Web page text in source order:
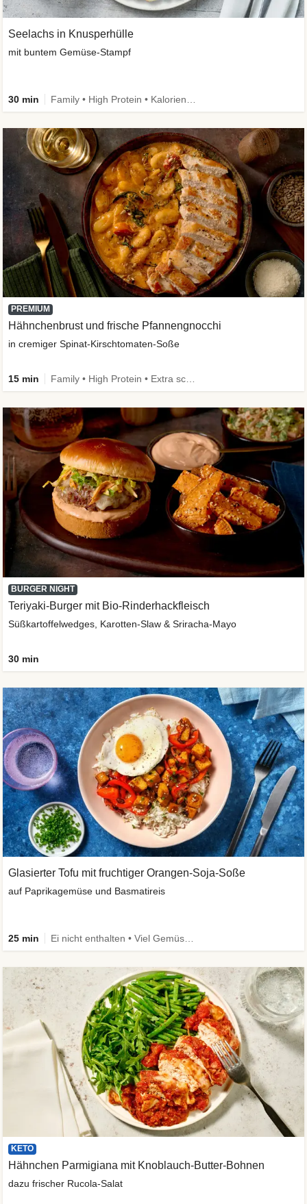
Seelachs in Knusperhülle
mit buntem Gemüse-Stampf
30 min
PREMIUM
Hähnchenbrust und frische Pfannengnocchi
in cremiger Spinat-Kirschtomaten-Soße
15 min
BURGER NIGHT
Teriyaki-Burger mit Bio-Rinderhackfleisch
Süßkartoffelwedges, Karotten-Slaw & Sriracha-Mayo
30 min
Glasierter Tofu mit fruchtiger Orangen-Soja-Soße
auf Paprikagemüse und Basmatireis
25 min
KETO
Hähnchen Parmigiana mit Knoblauch-Butter-Bohnen
dazu frischer Rucola-Salat